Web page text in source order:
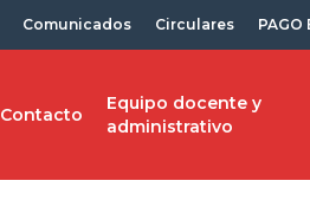
Comunicados Circulares PAGO
Contacto
Equipo docente y
administrativo